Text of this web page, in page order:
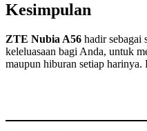
Kesimpulan
ZTE Nubia A56 hadir sebagai
keleluasaan bagi Anda, untuk
maupun hiburan setiap